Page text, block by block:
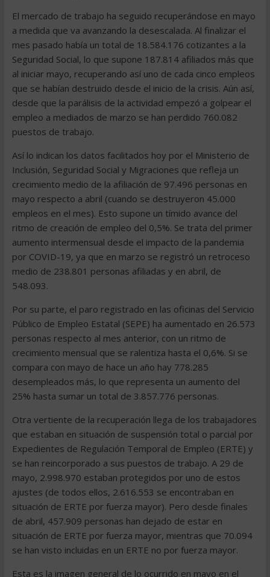
El mercado de trabajo ha seguido recuperándose en mayo
a medida que va avanzando la desescalada. Al finalizar el
mes pasado había un total de 18.584.176 cotizantes a la
Seguridad Social, lo que supone 187.814 afiliados más que
al iniciar mayo, recuperando así uno de cada cinco empleos
que se habían destruido desde el inicio de la crisis. Aún así,
desde que la parálisis de la actividad empezó a golpear el
empleo a mediados de marzo se han perdido 760.082
puestos de trabajo.
Así lo indican los datos facilitados hoy por el Ministerio de
Inclusión, Seguridad Social y Migraciones que refleja un
crecimiento medio de la afiliación de 97.496 personas en
mayo respecto a abril (cuando se destruyeron 45.000
empleos en el mes). Esto supone un tímido avance del
ritmo de creación de empleo del 0,5%. Se trata del primer
aumento intermensual desde el impacto de la pandemia
por COVID-19, ya que en marzo se registró un retroceso
medio de 238.801 personas afiliadas y en abril, de
548.093.
Por su parte, el paro registrado en las oficinas del Servicio
Público de Empleo Estatal (SEPE) ha aumentado en 26.573
personas respecto al mes anterior, con un ritmo de
crecimiento mensual que se ralentiza hasta el 0,6%. Si se
compara con mayo de hace un año hay 778.285
desempleados más, lo que representa un aumento del
25% hasta sumar un total de 3.857.776 personas.
Otra vertiente de la recuperación llega de los trabajadores
que estaban en situación de suspensión total o parcial por
Expedientes de Regulación Temporal de Empleo (ERTE) y
se han reincorporado a sus puestos de trabajo. A 29 de
mayo, 2.998.970 estaban protegidos por uno de estos
ajustes (de todos ellos, 2.616.553 se encontraban en
situación de ERTE por fuerza mayor). Pero desde finales
de abril, 457.909 personas han dejado de estar en
situación de ERTE por fuerza mayor, mientras que 70.094
se han visto incluidas en un ERTE no por fuerza mayor.
Esta es la imagen general de lo ocurrido en mayo en el